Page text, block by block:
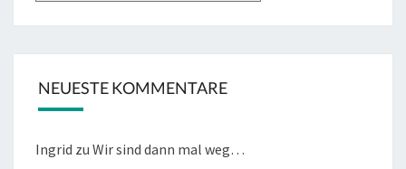
NEUESTE KOMMENTARE
Ingrid zu Wir sind dann mal weg…